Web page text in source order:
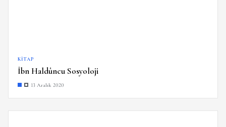
KITAP
İbn Haldûncu Sosyoloji
13 Aralık 2020